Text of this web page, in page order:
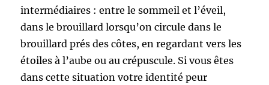
intermédiaires : entre le sommeil et l’éveil,
dans le brouillard lorsqu’on circule dans le
brouillard prés des côtes, en regardant vers les
étoiles à l’aube ou au crépuscule. Si vous êtes
dans cette situation votre identité peur